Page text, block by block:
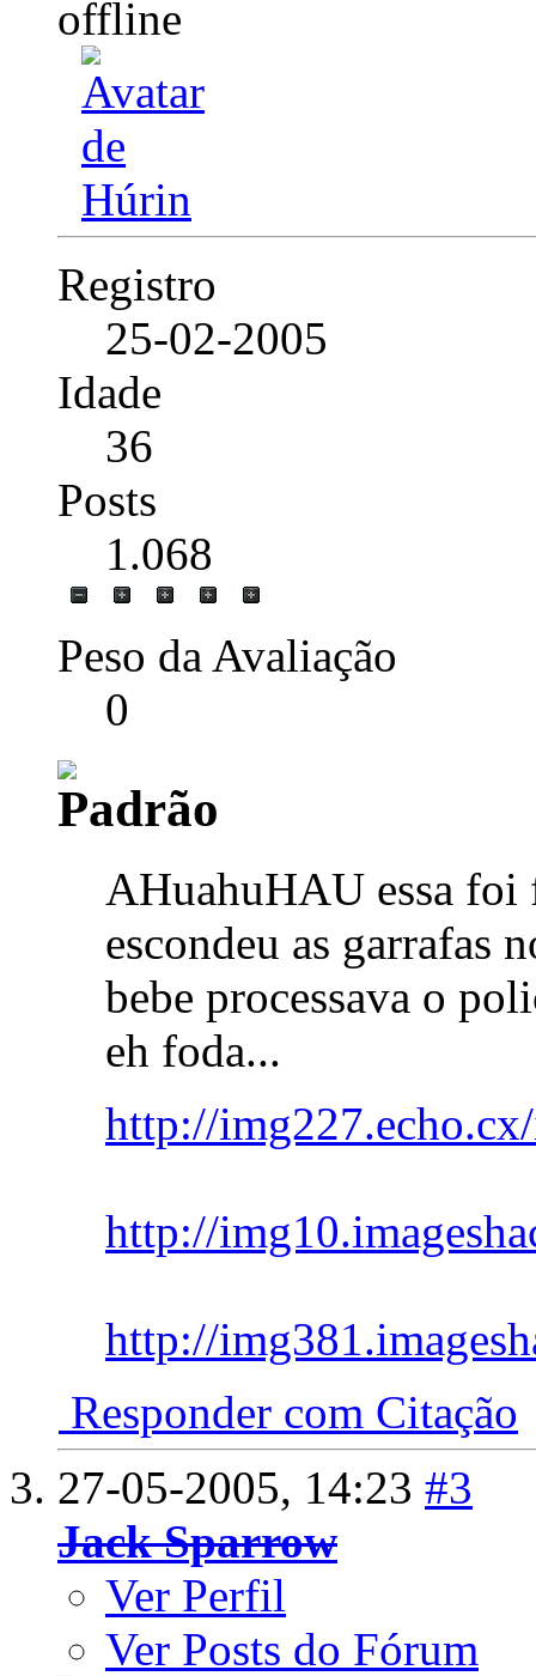
Registro
25-02-2005
Idade
36
Posts
1.068
Peso da Avaliação
0
AHuahuHAU essa foi
escondeu as garrafas
bebe processava o
eh foda...
http://
http://
http://
Responder com Citação
27-05-2005, 14:23 #3
Jack Sparrow
Ver Perfil
Ver Posts do Fórum